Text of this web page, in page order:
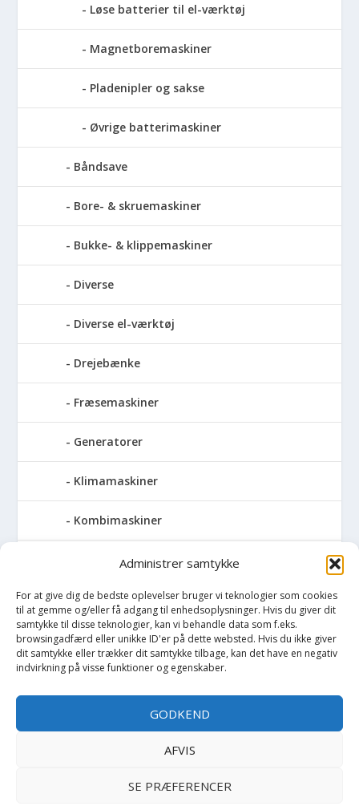
Administrer samtykke
For at give dig de bedste oplevelser bruger vi teknologier som cookies
til at gemme og/eller få adgang til enhedsoplysninger. Hvis du giver dit
samtykke til disse teknologier, kan vi behandle data som f.eks.
browsingadfærd eller unikke ID'er på dette websted. Hvis du ikke giver
dit samtykke eller trækker dit samtykke tilbage, kan det have en negativ
indvirkning på visse funktioner og egenskaber.
GODKEND
AFVIS
SE PRÆFERENCER
Løse batterier til el-værktøj
Magnetboremaskiner
Pladenipler og sakse
Øvrige batterimaskiner
Båndsave
Bore- & skruemaskiner
Bukke- & klippemaskiner
Diverse
Diverse el-værktøj
Drejebænke
Fræsemaskiner
Generatorer
Klimamaskiner
Kombimaskiner
Kompressor
Pressemaskiner
Save
Søjlebore- & bænkboremaskiner